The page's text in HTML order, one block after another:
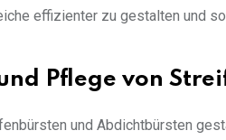
effizienter zu gestalten und
Pflege von
und Abdichtbürsten